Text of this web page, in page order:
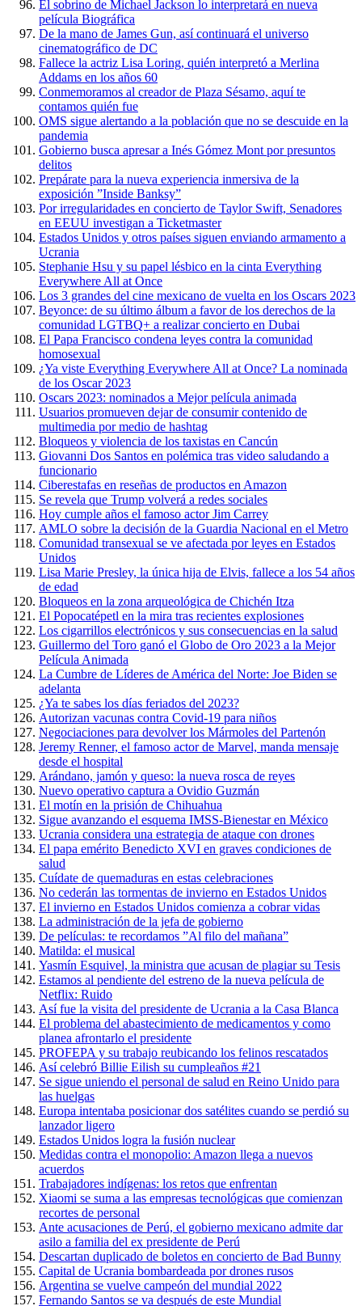
El sobrino de Michael Jackson lo interpretará en nueva
película Biográfica
De la mano de James Gun, así continuará el universo
cinematográfico de DC
Fallece la actriz Lisa Loring, quién interpretó a Merlina
Addams en los años 60
Conmemoramos al creador de Plaza Sésamo, aquí te
contamos quién fue
OMS sigue alertando a la población que no se descuide en la
pandemia
Gobierno busca apresar a Inés Gómez Mont por presuntos
delitos
Prepárate para la nueva experiencia inmersiva de la
exposición ”Inside Banksy”
Por irregularidades en concierto de Taylor Swift, Senadores
en EEUU investigan a Ticketmaster
Estados Unidos y otros países siguen enviando armamento a
Ucrania
Stephanie Hsu y su papel lésbico en la cinta Everything
Everywhere All at Once
Los 3 grandes del cine mexicano de vuelta en los Oscars 2023
Beyonce: de su último álbum a favor de los derechos de la
comunidad LGTBQ+ a realizar concierto en Dubai
El Papa Francisco condena leyes contra la comunidad
homosexual
¿Ya viste Everything Everywhere All at Once? La nominada
de los Oscar 2023
Oscars 2023: nominados a Mejor película animada
Usuarios promueven dejar de consumir contenido de
multimedia por medio de hashtag
Bloqueos y violencia de los taxistas en Cancún
Giovanni Dos Santos en polémica tras video saludando a
funcionario
Ciberestafas en reseñas de productos en Amazon
Se revela que Trump volverá a redes sociales
Hoy cumple años el famoso actor Jim Carrey
AMLO sobre la decisión de la Guardia Nacional en el Metro
Comunidad transexual se ve afectada por leyes en Estados
Unidos
Lisa Marie Presley, la única hija de Elvis, fallece a los 54 años
de edad
Bloqueos en la zona arqueológica de Chichén Itza
El Popocatépetl en la mira tras recientes explosiones
Los cigarrillos electrónicos y sus consecuencias en la salud
Guillermo del Toro ganó el Globo de Oro 2023 a la Mejor
Película Animada
La Cumbre de Líderes de América del Norte: Joe Biden se
adelanta
¿Ya te sabes los días feriados del 2023?
Autorizan vacunas contra Covid-19 para niños
Negociaciones para devolver los Mármoles del Partenón
Jeremy Renner, el famoso actor de Marvel, manda mensaje
desde el hospital
Arándano, jamón y queso: la nueva rosca de reyes
Nuevo operativo captura a Ovidio Guzmán
El motín en la prisión de Chihuahua
Sigue avanzando el esquema IMSS-Bienestar en México
Ucrania considera una estrategia de ataque con drones
El papa emérito Benedicto XVI en graves condiciones de
salud
Cuídate de quemaduras en estas celebraciones
No cederán las tormentas de invierno en Estados Unidos
El invierno en Estados Unidos comienza a cobrar vidas
La administración de la jefa de gobierno
De películas: te recordamos ”Al filo del mañana”
Matilda: el musical
Yasmín Esquivel, la ministra que acusan de plagiar su Tesis
Estamos al pendiente del estreno de la nueva película de
Netflix: Ruido
Así fue la visita del presidente de Ucrania a la Casa Blanca
El problema del abastecimiento de medicamentos y como
planea afrontarlo el presidente
PROFEPA y su trabajo reubicando los felinos rescatados
Así celebró Billie Eilish su cumpleaños #21
Se sigue uniendo el personal de salud en Reino Unido para
las huelgas
Europa intentaba posicionar dos satélites cuando se perdió su
lanzador ligero
Estados Unidos logra la fusión nuclear
Medidas contra el monopolio: Amazon llega a nuevos
acuerdos
Trabajadores indígenas: los retos que enfrentan
Xiaomi se suma a las empresas tecnológicas que comienzan
recortes de personal
Ante acusaciones de Perú, el gobierno mexicano admite dar
asilo a familia del ex presidente de Perú
Descartan duplicado de boletos en concierto de Bad Bunny
Capital de Ucrania bombardeada por drones rusos
Argentina se vuelve campeón del mundial 2022
Fernando Santos se va después de este Mundial